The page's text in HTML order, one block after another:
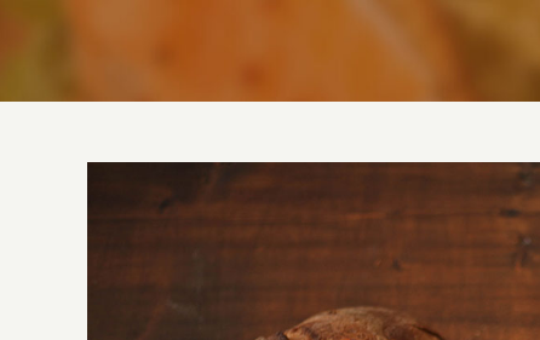
immagine